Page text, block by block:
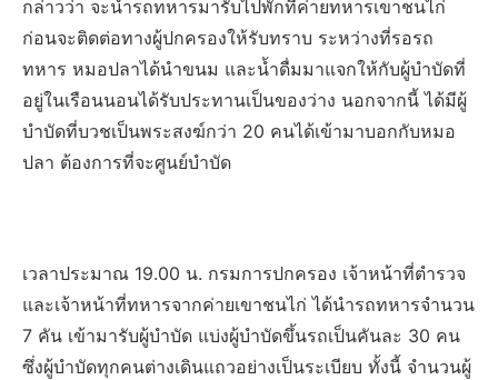
กล่าวว่า จะนำรถทหารมารับไปพักที่ค่ายทหารเขาชนไก่
ก่อนจะติดต่อทางผู้ปกครองให้รับทราบ ระหว่างที่รอรถ
ทหาร หมอปลาได้นำขนม และน้ำดื่มมาแจกให้กับผู้บำบัดที่
อยู่ในเรือนนอนได้รับประทานเป็นของว่าง นอกจากนี้ ได้มีผู้
บำบัดที่บวชเป็นพระสงฆ์กว่า 20 คนได้เข้ามาบอกกับหมอ
ปลา ต้องการที่จะศูนย์บำบัด
เวลาประมาณ 19.00 น. กรมการปกครอง เจ้าหน้าที่ตำรวจ
และเจ้าหน้าที่ทหารจากค่ายเขาชนไก่ ได้นำรถทหารจำนวน
7 คัน เข้ามารับผู้บำบัด แบ่งผู้บำบัดขึ้นรถเป็นคันละ 30 คน
ซึ่งผู้บำบัดทุกคนต่างเดินแถวอย่างเป็นระเบียบ ทั้งนี้ จำนวนผู้